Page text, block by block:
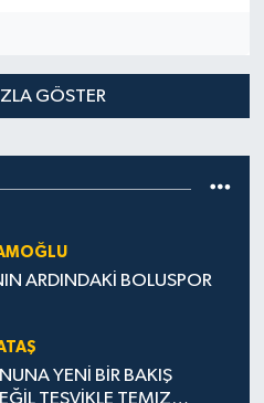
GÖSTER
ARDINDAKİ BOLUSPOR
YENİ BİR BAKIŞ